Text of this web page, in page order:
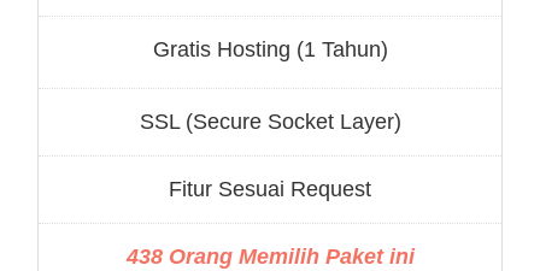
Gratis Hosting (1 Tahun)
SSL (Secure Socket Layer)
Fitur Sesuai Request
438 Orang Memilih Paket ini